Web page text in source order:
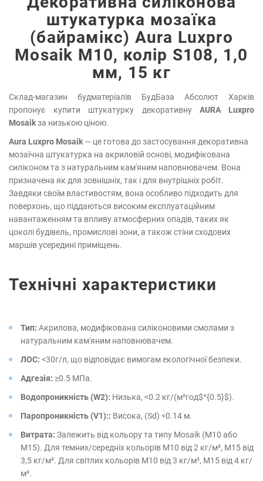
штукатурка мозаїка
(байрамікс) Aura Luxpro
Mosaik М10, колір S108, 1,0
мм, 15 кг
Склад-магазин будматеріалів БудБаза Абсолют Харків
пропонує купити штукатурку декоративну AURA Luxpro
Mosaik за низькою ціною.
Aura Luxpro Mosaik — це готова до застосування декоративна
мозаїчна штукатурка на акриловій основі, модифікована
силіконом та з натуральним кам'яним наповнювачем. Вона
призначена як для зовнішніх, так і для внутрішніх робіт.
Завдяки своїм властивостям, вона особливо підходить для
поверхонь, що піддаються високим експлуатаційним
навантаженням та впливу атмосферних опадів, таких як
цоколі будівель, промислові зони, а також стіни сходових
маршів усередині приміщень.
Технічні характеристики
Тип: Акрилова, модифікована силіконовими смолами з
натуральним кам'яним наповнювачем.
ЛОС: <30г/л, що відповідає вимогам екологічної безпеки.
Адгезія: ≥0.5 МПа.
Водопроникність (W2): Низька, <0.2 кг/(м²год$^{0.5}$).
Паропроникність (V1):: Висока, (Sd) <0.14 м.
Витрата: Залежить від кольору та типу Mosaik (M10 або
M15). Для темних/середніх кольорів M10 від 2 кг/м², M15 від
3,5 кг/м². Для світлих кольорів M10 від 3 кг/м², M15 від 4 кг/
м².